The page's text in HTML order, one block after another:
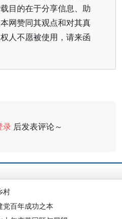
目的在于分享信息、助
网赞同其观点和对其真
人不愿被使用，请来函
录 后发表评论～
村
党百年成功之本